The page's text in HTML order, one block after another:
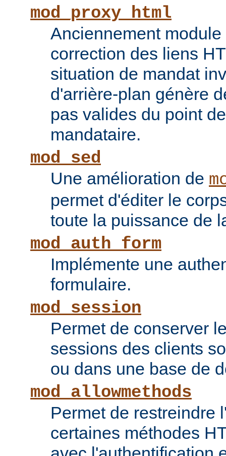
mod_proxy_html
Anciennement
correction des liens
situation de mandat
d'arrière-plan génère
pas valides du point
mandataire.
mod_sed
Une amélioration de
permet d'éditer le
toute la puissance de
mod_auth_form
Implémente une
formulaire.
mod_session
Permet de conserver
sessions des clients
ou dans une base de
mod_allowmethods
Permet de restreindre
certaines méthodes